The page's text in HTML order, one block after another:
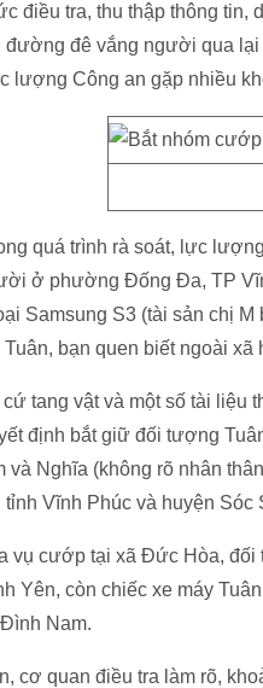
điều tra, thu thập thông tin,
đê vắng người qua lại
lượng Công an gặp nhiều
quá trình rà soát, lực
ở phường Đống Đa, TP
Samsung S3 (tài sản chị
bạn quen biết ngoài xã
tang vật và một số tài liệu
định bắt giữ đối tượng
và Nghĩa (không rõ nhân
tỉnh Vĩnh Phúc và huyện Sóc
vụ cướp tại xã Đức Hòa,
Yên, còn chiếc xe máy
Nam.
cơ quan điều tra làm rõ,